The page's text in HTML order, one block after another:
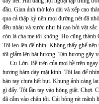
đầu. Gian ảnh thờ kéo dài và xếp cao
qua cả thập kỷ nên mọi đường nét đã
đều nhàu và xước như bị cạo bởi vật
còn là cha mẹ tôi không. Họ cũng
Tôi leo lên để nhìn. Không thấy ghế
tôi giẫm lên bát hương. Tàn hương gãy
Cụ Lớn. Bề trên của mọi bề trên
hương bám dày mặt kính. Tôi lau để
bàn tay chưa hết bụi. Khung ảnh càng
gì đấy. Tôi lần tay vào hòng giật. Chợt.
đã cắm vào chân tôi. Cái bỏng rát